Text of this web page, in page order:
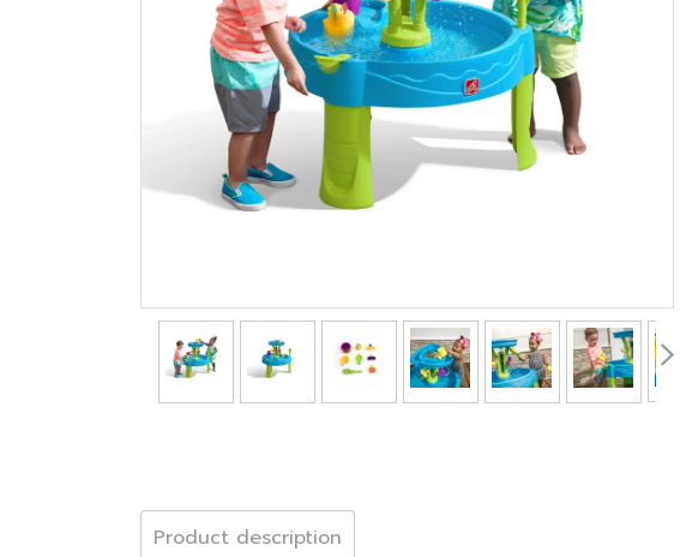
Product description